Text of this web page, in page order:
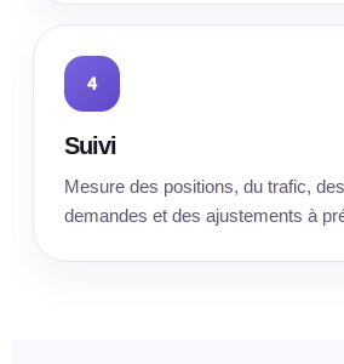
4
Suivi
Mesure des positions, du trafic,
demandes et des ajustements à